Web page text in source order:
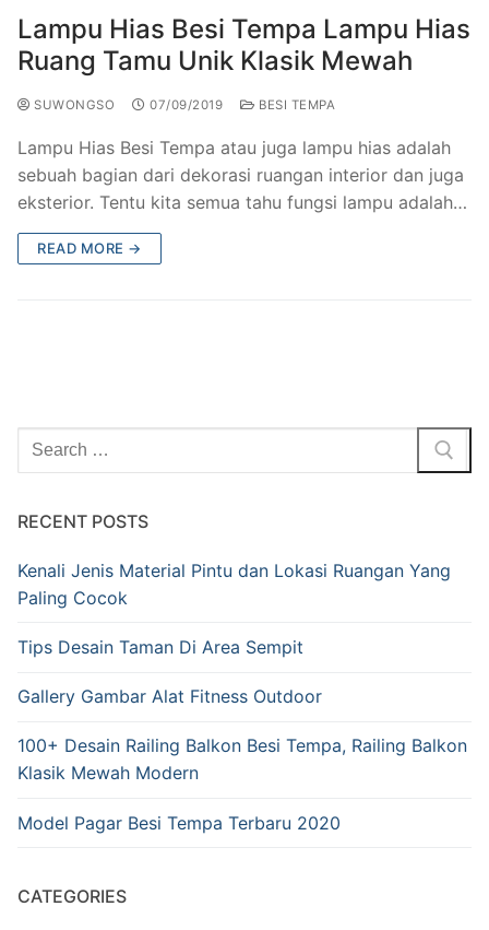
Kursi Taman Besi Tempa
Ornamen Besi Tempa Murah Jakarta
Ranjang Besi Tempa Klasik
Tiang Lampu PJU Antik
Pengecoran Logam Jakarta
Alat Fitness Outdoor Murah
Gallery Railing Tangga Besi Tempa Klasik Mewah
Gallery Ranjang Besi Tempa Antik Mewah
Lampu Hias Besi Tempa Lampu Hias
Ruang Tamu Unik Klasik Mewah
SUWONGSO 07/09/2019 BESI TEMPA
Lampu Hias Besi Tempa atau juga lampu hias adalah
sebuah bagian dari dekorasi ruangan interior dan juga
eksterior. Tentu kita semua tahu fungsi lampu adalah…
READ MORE →
RECENT POSTS
Kenali Jenis Material Pintu dan Lokasi Ruangan Yang
Paling Cocok
Tips Desain Taman Di Area Sempit
Gallery Gambar Alat Fitness Outdoor
100+ Desain Railing Balkon Besi Tempa, Railing Balkon
Klasik Mewah Modern
Model Pagar Besi Tempa Terbaru 2020
CATEGORIES